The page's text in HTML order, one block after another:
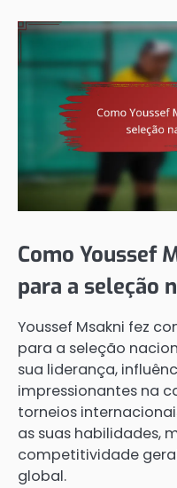
Como Youssef
para a seleção
Youssef Msakni fez
para a seleção
sua liderança,
impressionantes na
torneios
as suas habilidades,
competitividade
global.